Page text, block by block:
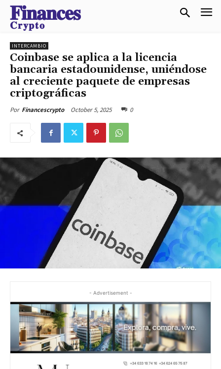
𝐅𝐢𝐧𝐚𝐧𝐜𝐞𝐬
𝐂𝐫𝐲𝐩𝐭𝐨
INTERCAMBIO
Coinbase se aplica a la licencia
bancaria estadounidense, uniéndose
al creciente paquete de empresas
criptográficas
Por Financescrypto October 5, 2025 0
- Advertisement -